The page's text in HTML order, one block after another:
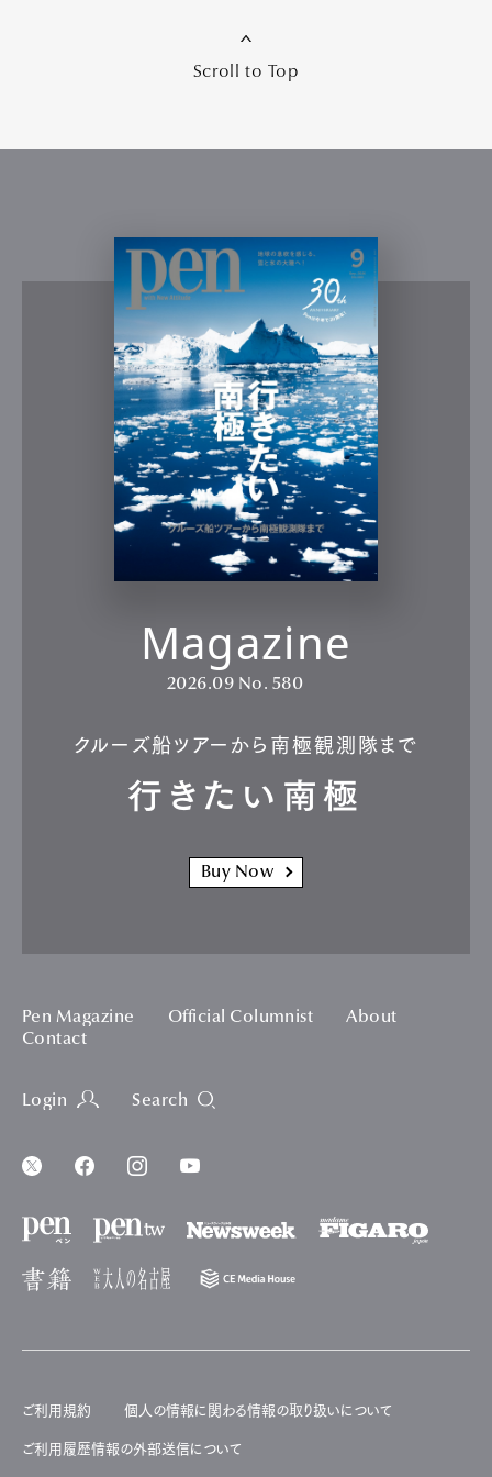
Scroll to Top
Magazine
2026.09 No. 580
クルーズ船ツアーから南極観測隊まで
行きたい南極
Buy Now
Pen Magazine Official Columnist
About
Contact
Login Search
ご利用規約 個人の情報に関わる情報の取り扱いについて
ご利用履歴情報の外部送信について